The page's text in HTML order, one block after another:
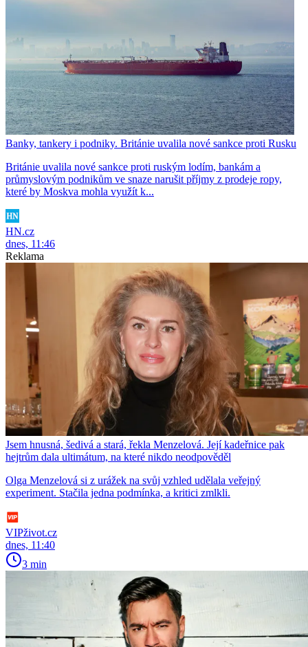
Banky, tankery i podniky. Británie uvalila nové sankce proti Rusku
Británie uvalila nové sankce proti ruským lodím, bankám a
průmyslovým podnikům ve snaze narušit příjmy z prodeje ropy,
které by Moskva mohla využít k...
HN.cz
dnes, 11:46
Reklama
Jsem hnusná, šedivá a stará, řekla Menzelová. Její kadeřnice pak
hejtrům dala ultimátum, na které nikdo neodpověděl
Olga Menzelová si z urážek na svůj vzhled udělala veřejný
experiment. Stačila jedna podmínka, a kritici zmlkli.
VIPživot.cz
dnes, 11:40
3 min